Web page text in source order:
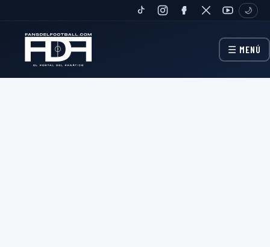
TIKTOKINSTAGRAMFANPAGETWITTERYOUTUBE
🌙
☰ MENÚ